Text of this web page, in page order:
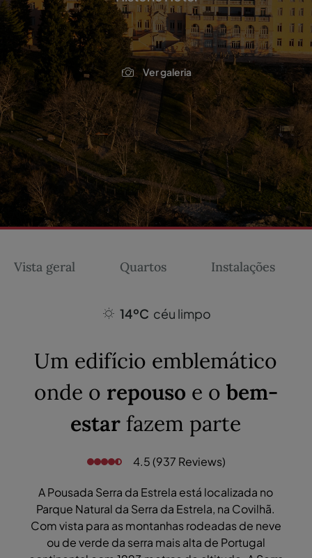
Ver galeria
Vista geral Quartos Instalações
14ºC céu limpo
Um edifício emblemático
onde o repouso e o bem-
estar fazem parte
4.5 (937 Reviews)
A Pousada Serra da Estrela está localizada no
Parque Natural da Serra da Estrela, na Covilhã.
Com vista para as montanhas rodeadas de neve
ou de verde da serra mais alta de Portugal